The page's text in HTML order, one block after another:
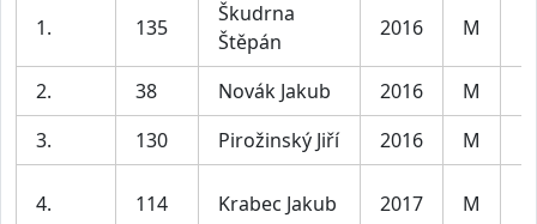
1. 135
Škudrna
Štěpán
2016 M
2. 38 Novák Jakub 2016 M
3.
130 Pirožinský Jiří 2016 M
4. 114 Krabec Jakub 2017 M